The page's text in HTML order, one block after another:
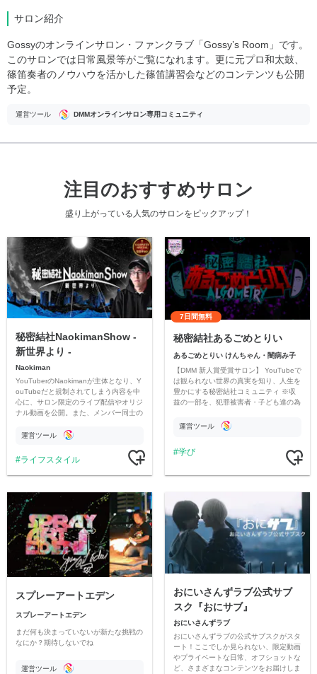
サロン紹介
Gossyのオンラインサロン・ファンクラブ「Gossy’s Room」です。
このサロンでは日常風景等がご覧になれます。更に元プロ和太鼓、
篠笛奏者のノウハウを活かした篠笛講習会などのコンテンツも公開
予定。
運営ツール DMMオンラインサロン専用コミュニティ
注目のおすすめサロン
盛り上がっている人気のサロンをピックアップ！
秘密結社NaokimanShow -
新世界より -
Naokiman
YouTuberのNaokimanが主体となり、Y
ouTubeだと規制されてしまう内容を中
心に、サロン限定のライブ配信やオリジ
ナル動画を公開。また、メンバー同士の
ただいています。
運営ツール
ライフスタイル
7日間無料
秘密結社あるごめとりい
あるごめとりい けんちゃん・闇病み子
【DMM 新人賞受賞サロン】 YouTubeで
は観られない世界の真実を知り、人生を
豊かにする秘密結社コミュニティ ※収
益の一部を、犯罪被害者・子ども達の為
す運営ツール
学び
スプレーアートエデン
スプレーアートエデン
まだ何も決まっていないが新たな挑戦の
なにか？期待しないでね
運営ツール
おにいさんずラブ公式サブ
スク『おにサブ』
おにいさんずラブ
おにいさんずラブの公式サブスクがスタ
ート！ここでしか見られない、限定動画
やプライベートな日常、オフショットな
ど、さまざまなコンテンツをお届けしま